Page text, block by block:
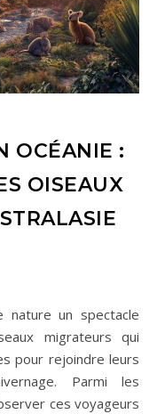
OCÉANIE :
OISEAUX
nature un spectacle
migrateurs qui
pour rejoindre leurs
Parmi les
ces voyageurs